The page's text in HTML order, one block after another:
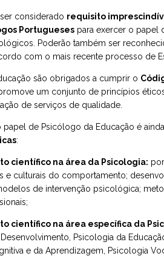
considerado requisito
Portugueses para exercer o papel
Poderão também ser
com o mais recente processo de
são obrigados a cumprir o
promove um conjunto de princípios
de serviços de qualidade.
papel de Psicólogo da Educação é
:
científico na área da Psicologia:
e culturais do comportamento;
de intervenção psicológica;
científico na área específica da
Psicologia da
e da Aprendizagem, Psicologia